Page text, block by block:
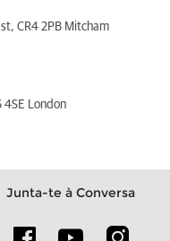
CR4 2PB Mitcham
4SE London
Junta-te à Conversa